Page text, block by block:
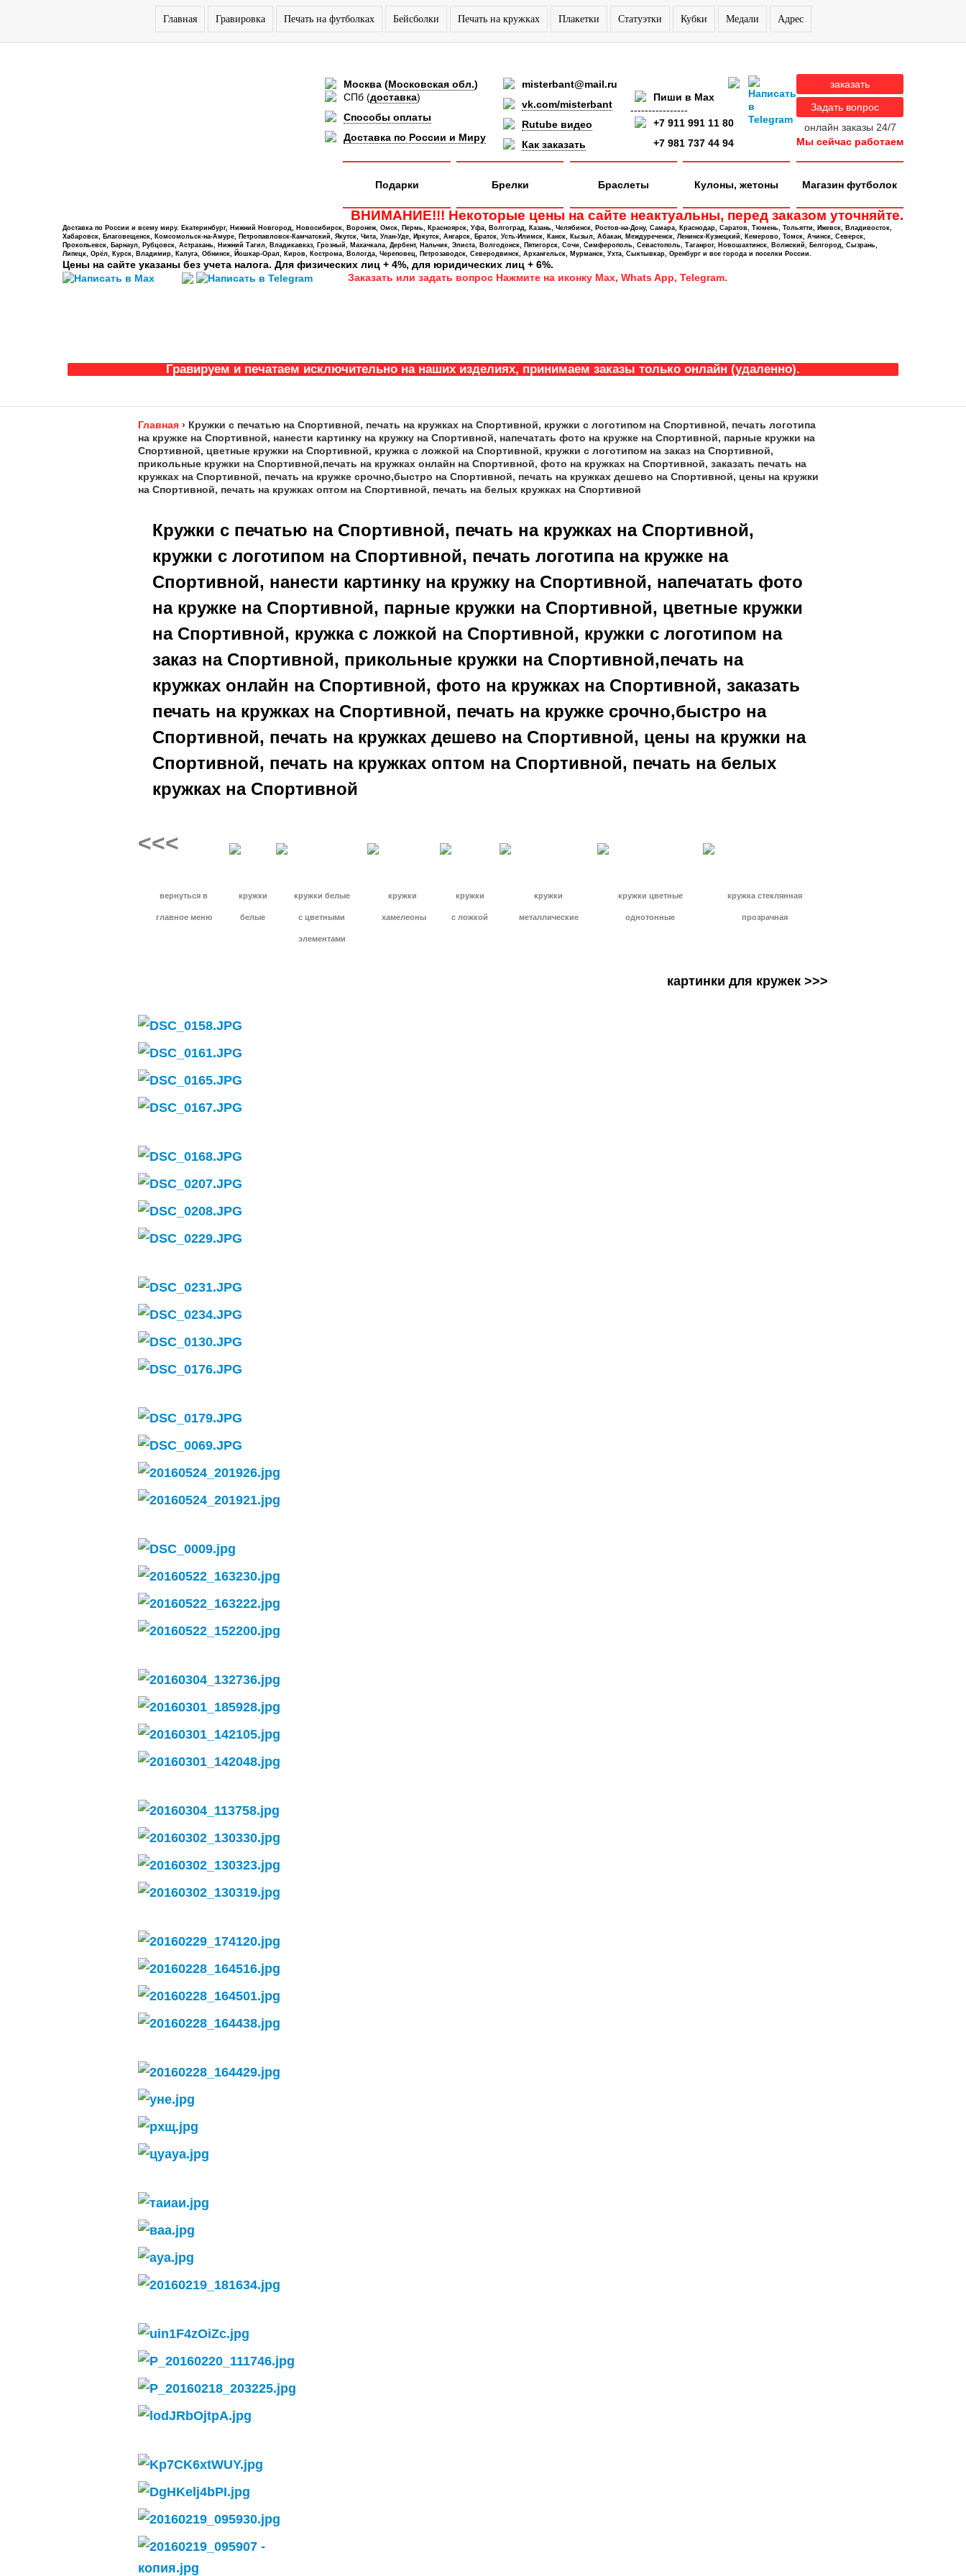
Главная Гравировка Печать на футболках Бейсболки Печать на кружках Плакетки Статуэтки Кубки Медали Адрес
Москва (Московская обл.)
СПб (доставка)
Способы оплаты
Доставка по России и Миру
misterbant@mail.ru
vk.com/misterbant
Rutube видео
Как заказать
Пиши в Max
----------------
+7 911 991 11 80
+7 981 737 44 94
заказать
Задать вопрос
онлайн заказы 24/7
Мы сейчас работаем
Магазин футболок
Кулоны, жетоны
Браслеты
Брелки
Подарки
ВНИМАНИЕ!!! Некоторые цены на сайте неактуальны, перед заказом уточняйте.
Доставка по России и всему миру. Екатеринбург, Нижний Новгород, Новосибирск, Воронеж, Омск, Пермь, Красноярск, Уфа, Волгоград, Казань, Челябинск, Ростов-на-Дону, Самара, Краснодар, Саратов, Тюмень, Тольятти, Ижевск, Владивосток,
Хабаровск, Благовещенск, Комсомольск-на-Амуре, Петропавловск-Камчатский, Якутск, Чита, Улан-Уде, Иркутск, Ангарск, Братск, Усть-Илимск, Канск, Кызыл, Абакан, Междуреченск, Ленинск-Кузнецкий, Кемерово, Томск, Ачинск, Северск,
Прокопьевск, Барнаул, Рубцовск, Астрахань, Нижний Тагил, Владикавказ, Грозный, Махачкала, Дербент, Нальчик, Элиста, Волгодонск, Пятигорск, Сочи, Симферополь, Севастополь, Таганрог, Новошахтинск, Волжский, Белгород, Сызрань,
Липецк, Орёл, Курск, Владимир, Калуга, Обнинск, Йошкар-Орал, Киров, Кострома, Вологда, Череповец, Петрозаводск, Северодвинск, Архангельск, Мурманск, Ухта, Сыктывкар, Оренбург и все города и поселки России.
Цены на сайте указаны без учета налога. Для физических лиц + 4%, для юридических лиц + 6%.
Заказать или задать вопрос Нажмите на иконку Max, Whats App, Telegram.
Гравируем и печатаем исключительно на наших изделиях, принимаем заказы только онлайн (удаленно).
Главная › Кружки с печатью на Спортивной, печать на кружках на Спортивной, кружки с логотипом на Спортивной, печать логотипа
на кружке на Спортивной, нанести картинку на кружку на Спортивной, напечатать фото на кружке на Спортивной, парные кружки на
Спортивной, цветные кружки на Спортивной, кружка с ложкой на Спортивной, кружки с логотипом на заказ на Спортивной,
прикольные кружки на Спортивной,печать на кружках онлайн на Спортивной, фото на кружках на Спортивной, заказать печать на
кружках на Спортивной, печать на кружке срочно,быстро на Спортивной, печать на кружках дешево на Спортивной, цены на кружки
на Спортивной, печать на кружках оптом на Спортивной, печать на белых кружках на Спортивной
Кружки с печатью на Спортивной, печать на кружках на Спортивной,
кружки с логотипом на Спортивной, печать логотипа на кружке на
Спортивной, нанести картинку на кружку на Спортивной, напечатать фото
на кружке на Спортивной, парные кружки на Спортивной, цветные кружки
на Спортивной, кружка с ложкой на Спортивной, кружки с логотипом на
заказ на Спортивной, прикольные кружки на Спортивной,печать на
кружках онлайн на Спортивной, фото на кружках на Спортивной, заказать
печать на кружках на Спортивной, печать на кружке срочно,быстро на
Спортивной, печать на кружках дешево на Спортивной, цены на кружки на
Спортивной, печать на кружках оптом на Спортивной, печать на белых
кружках на Спортивной
<<<
вернуться в
главное меню
кружки
белые
кружки белые
с цветными
элементами
кружки
хамелеоны
кружки
с ложкой
кружки
металлические
кружки цветные
однотонные
кружка стеклянная
прозрачная
картинки для кружек >>>